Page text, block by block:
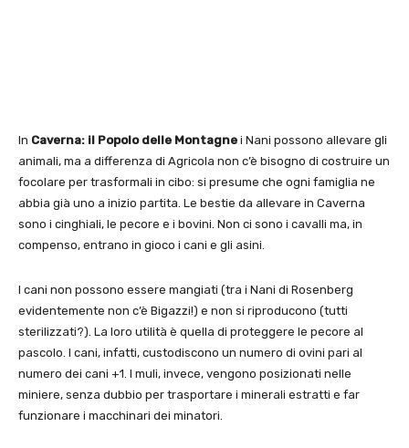
In Caverna: il Popolo delle Montagne i Nani possono allevare gli
animali, ma a differenza di Agricola non c’è bisogno di costruire un
focolare per trasformali in cibo: si presume che ogni famiglia ne
abbia già uno a inizio partita. Le bestie da allevare in Caverna
sono i cinghiali, le pecore e i bovini. Non ci sono i cavalli ma, in
compenso, entrano in gioco i cani e gli asini.
I cani non possono essere mangiati (tra i Nani di Rosenberg
evidentemente non c’è Bigazzi!) e non si riproducono (tutti
sterilizzati?). La loro utilità è quella di proteggere le pecore al
pascolo. I cani, infatti, custodiscono un numero di ovini pari al
numero dei cani +1. I muli, invece, vengono posizionati nelle
miniere, senza dubbio per trasportare i minerali estratti e far
funzionare i macchinari dei minatori.